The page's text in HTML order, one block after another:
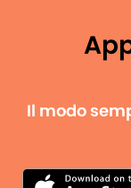
Il modo